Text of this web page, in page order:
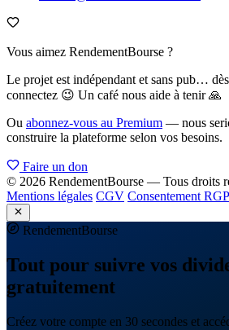
Vous aimez RendementBourse ?
Le projet est indépendant et sans pub…
connectez 😉 Un café nous aide à tenir 🙏
Ou abonnez-vous au Premium — nous
construire la plateforme selon vos besoins.
Faire un don
© 2026 RendementBourse — Tous droits
Mentions légales CGV Consentement
RendementBourse
Tout pour suivre vos
gratuitement
Créez votre compte en 30 secondes et